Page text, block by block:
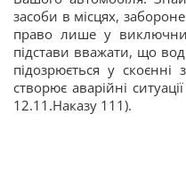
засоби в місцях,
право лише у
підстави вважати, що
підозрюється у
створює аварійні
12.11.Наказу 111).